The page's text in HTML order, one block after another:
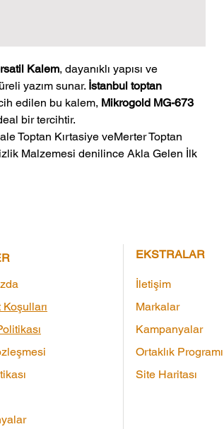
Kalem, dayanıklı yapısı ve
yazım sunar. İstanbul toptan
edilen bu kalem, Mikrogold MG-673
bir tercihtir.
Malzemesi denilince Akla Gelen İlk
EKSTRALAR
İletişim
Markalar
Kampanyalar
Ortaklık Programı
Site Haritası